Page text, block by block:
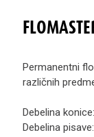
Permanentni
različnih
Debelina
Debelina